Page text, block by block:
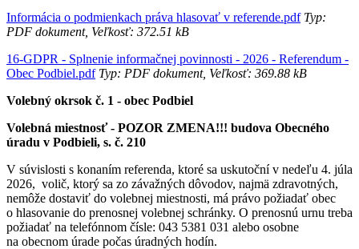
Informácia o podmienkach práva hlasovať v referende.pdfTyp:
PDF dokument, Veľkosť: 372.51 kB
16-GDPR - Splnenie informačnej povinnosti - 2026 - Referendum -
Obec Podbiel.pdfTyp: PDF dokument, Veľkosť: 369.88 kB
Volebný okrsok č. 1 - obec Podbiel
Volebná miestnosť - POZOR ZMENA!!! budova Obecného
úradu v Podbieli, s. č. 210
V súvislosti s konaním referenda, ktoré sa uskutoční v nedeľu 4. júla
2026, volič, ktorý sa zo závažných dôvodov, najmä zdravotných,
nemôže dostaviť do volebnej miestnosti, má právo požiadať obec
o hlasovanie do prenosnej volebnej schránky. O prenosnú urnu treba
požiadať na telefónnom čísle: 043 5381 031 alebo osobne
na obecnom úrade počas úradných hodín.